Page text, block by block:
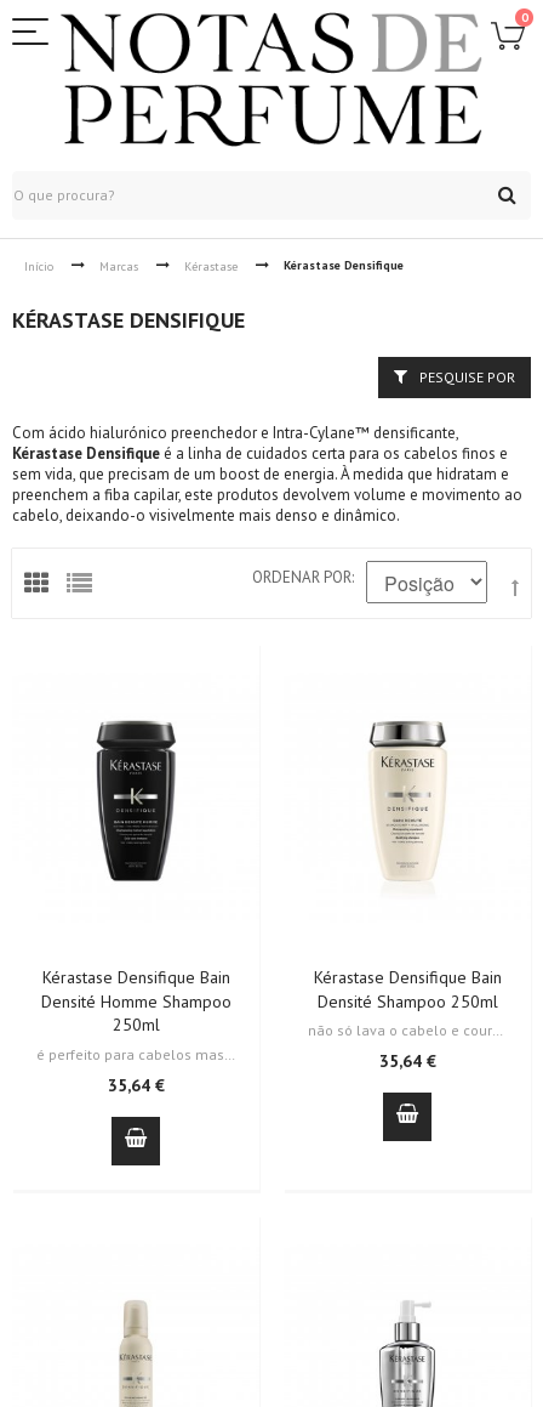
0
Início Marcas Kérastase Kérastase Densifique
KÉRASTASE DENSIFIQUE
PESQUISE POR
Com ácido hialurónico preenchedor e Intra-Cylane™ densificante,
Kérastase Densifique é a linha de cuidados certa para os cabelos finos e
sem vida, que precisam de um boost de energia. À medida que hidratam e
preenchem a fiba capilar, este produtos devolvem volume e movimento ao
cabelo, deixando-o visivelmente mais denso e dinâmico.
ORDENAR POR
Kérastase Densifique Bain
Densité Homme Shampoo
250ml
35,64 €
Kérastase Densifique Bain
Densité Shampoo 250ml
não só lava o cabelo e couro cabeludo, mas também densifica e volumiza a…
35,64 €